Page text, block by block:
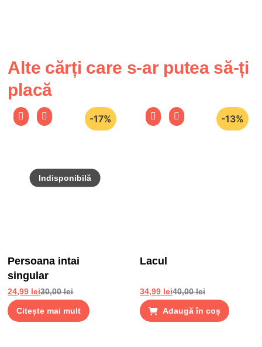
Alte cărți care s-ar putea să-ți
placă
-17%
Persoana intai
singular
30,00lei
24,99 lei
Citește mai mult
-13%
Lacul
40,00lei
34,99 lei
Adaugă în coș